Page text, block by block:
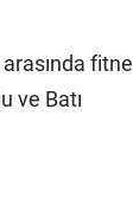
fitne
ve Batı